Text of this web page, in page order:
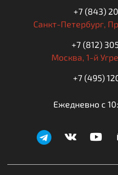
+7 (843)
Санкт-Петербург,
+7 (812)
Москва, 1-й
+7 (495)
Ежедневно с